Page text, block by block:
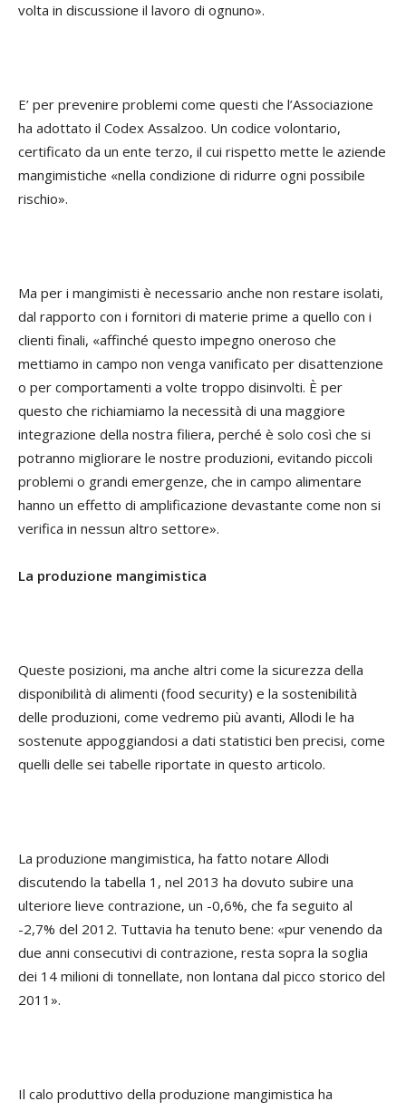
volta in discussione il lavoro di ognuno».
E’ per prevenire problemi come questi che l’Associazione
ha adottato il Codex Assalzoo. Un codice volontario,
certificato da un ente terzo, il cui rispetto mette le aziende
mangimistiche «nella condizione di ridurre ogni possibile
rischio».
Ma per i mangimisti è necessario anche non restare isolati,
dal rapporto con i fornitori di materie prime a quello con i
clienti finali, «affinché questo impegno oneroso che
mettiamo in campo non venga vanificato per disattenzione
o per comportamenti a volte troppo disinvolti. È per
questo che richiamiamo la necessità di una maggiore
integrazione della nostra filiera, perché è solo così che si
potranno migliorare le nostre produzioni, evitando piccoli
problemi o grandi emergenze, che in campo alimentare
hanno un effetto di amplificazione devastante come non si
verifica in nessun altro settore».
La produzione mangimistica
Queste posizioni, ma anche altri come la sicurezza della
disponibilità di alimenti (food security) e la sostenibilità
delle produzioni, come vedremo più avanti, Allodi le ha
sostenute appoggiandosi a dati statistici ben precisi, come
quelli delle sei tabelle riportate in questo articolo.
La produzione mangimistica, ha fatto notare Allodi
discutendo la tabella 1, nel 2013 ha dovuto subire una
ulteriore lieve contrazione, un -0,6%, che fa seguito al
-2,7% del 2012. Tuttavia ha tenuto bene: «pur venendo da
due anni consecutivi di contrazione, resta sopra la soglia
dei 14 milioni di tonnellate, non lontana dal picco storico del
2011».
Il calo produttivo della produzione mangimistica ha